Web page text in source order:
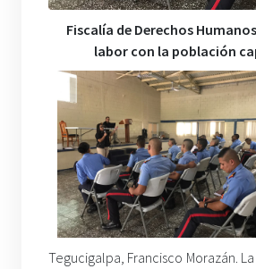
Fiscalía de Derechos
labor con la población
Tegucigalpa, Francisco Morazán.